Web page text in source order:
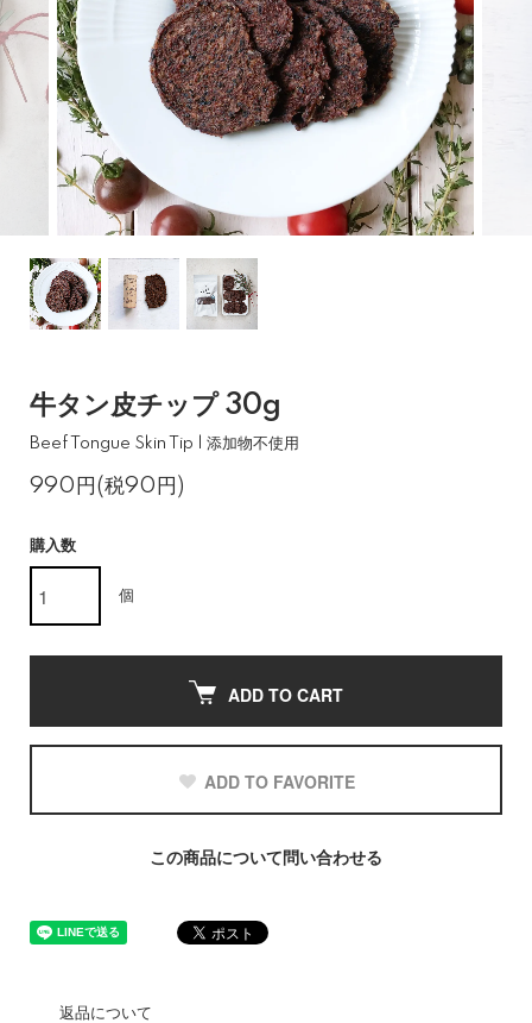
牛タン皮チップ 30g
Beef Tongue Skin Tip | 添加物不使用
990円(税90円)
購入数
個
ADD TO CART
ADD TO FAVORITE
この商品について問い合わせる
返品について